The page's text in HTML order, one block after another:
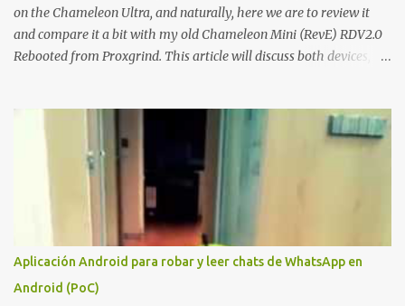
buscan obtener un certificado válido para ...
on the Chameleon Ultra, and naturally, here we are to review it
and compare it a bit with my old Chameleon Mini (RevE) RDV2.0
Rebooted from Proxgrind. This article will discuss both devices,
that was created overnight. Kasper Oswald was the person who
started it all. Back in 2006, he created a contraption, a coffee cup
that emulated a tag in a very rudimentary way, known as the
"Coffee Cup Tag Emulator." This was the father, or rather the
great-great-grandfather, of the Chameleon family. In 2007, he
created the "Fake Tag." We won't go into details about each
prototype, just mention them to show the device's evolution. In
2010, the original Chameleon was created, resembling a bit more
what we have today. In 2013, the first Chameleon Mini was
Aplicación Android para robar y leer chats de WhatsApp en
Android (PoC)